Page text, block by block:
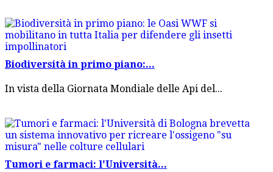
Biodiversità in primo piano:...
In vista della Giornata Mondiale delle Api del...
Tumori e farmaci: l'Università...